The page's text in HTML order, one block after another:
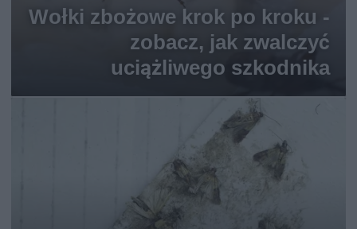
Wołki zbożowe krok po kroku -
zobacz, jak zwalczyć
uciążliwego szkodnika